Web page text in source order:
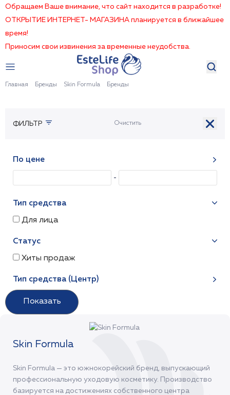
Обращаем Ваше внимание, что сайт находится в разработке!
ОТКРЫТИЕ ИНТЕРНЕТ- МАГАЗИНА планируется в ближайшее
время!
Приносим свои извинения за временные неудобства.
Главная Бренды Skin Formula Бренды
ФИЛЬТР
По цене
Тип средства
Для лица
Статус
Хиты продаж
Тип средства (Центр)
Skin Formula
Skin Formula — это южнокорейский бренд, выпускающий
профессиональную уходовую косметику. Производство
базируется на достижениях собственного центра